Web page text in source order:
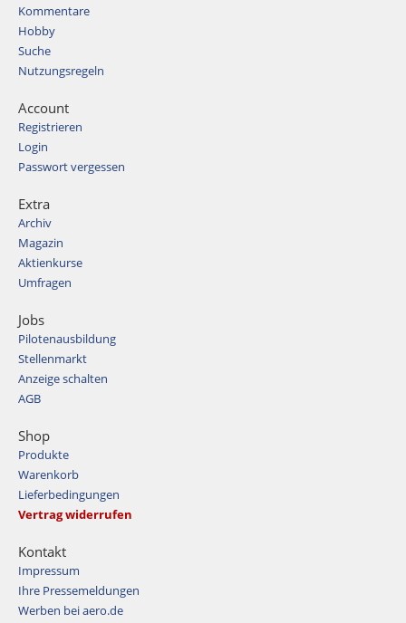
Kommentare
Hobby
Suche
Nutzungsregeln
Account
Registrieren
Login
Passwort vergessen
Extra
Archiv
Magazin
Aktienkurse
Umfragen
Jobs
Pilotenausbildung
Stellenmarkt
Anzeige schalten
AGB
Shop
Produkte
Warenkorb
Lieferbedingungen
Vertrag widerrufen
Kontakt
Impressum
Ihre Pressemeldungen
Werben bei aero.de